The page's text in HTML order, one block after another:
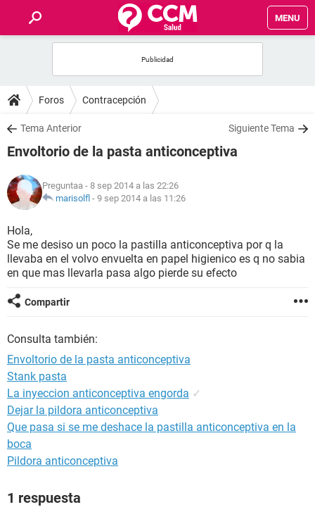
MENU
FOROS
SALUD
NUTRICIÓN
BIENESTAR
SEXUALIDAD
GLOSARIO
Foros Contracepción
Tema Anterior Siguiente Tema
Envoltorio de la pasta anticonceptiva
Preguntaa - 8 sep 2014 a las 22:26
marisolfl - 9 sep 2014 a las 11:26
Hola,
Se me desiso un poco la pastilla anticonceptiva por q la
llevaba en el volvo envuelta en papel higienico es q no sabia
en que mas llevarla pasa algo pierde su efecto
Compartir
Consulta también:
Envoltorio de la pasta anticonceptiva
Stank pasta
La inyeccion anticonceptiva engorda ✓
Dejar la pildora anticonceptiva
Que pasa si se me deshace la pastilla anticonceptiva en la
boca
Pildora anticonceptiva
1 respuesta